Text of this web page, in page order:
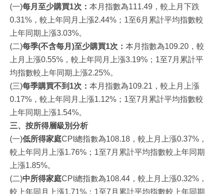
(一)每月至少購買1次： 本月指數為111.49，較上月下跌
0.31%，較上年同月上漲2.44%；1至6月累計平均指數較
上年同期上漲3.03%。
(二)每季(不含每月)至少購買1次： 本月指數為109.20，較
上月上漲0.55%，較上年同月上漲3.19%；1至7月累計平
均指數較上年同期上漲2.25%。
(三)每季購買不到1次： 本月指數為109.21，較上月上漲
0.17%，較上年同月上漲1.12%；1至7月累計平均指數較
上年同期上漲1.54%。
三、按所得層級別分析
(一)低所得家庭CPI總指數為108.18，較上月上漲0.37%，
較上年同月上漲1.76%；1至7月累計平均指數較上年同期
上漲1.85%。
(二)中所得家庭CPI總指數為108.44，較上月上漲0.32%，
較上年同月上漲1.71%；1至7月累計平均指數較上年同期